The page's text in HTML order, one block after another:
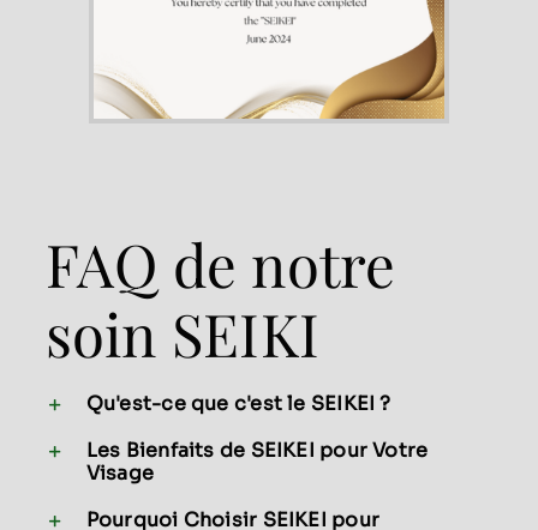
FAQ de notre
soin SEIKI
Qu'est-ce que c'est le SEIKEI ?
Les Bienfaits de SEIKEI pour Votre
Visage
Pourquoi Choisir SEIKEI pour